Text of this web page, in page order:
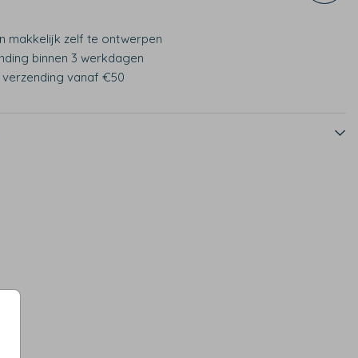
makkelijk zelf te ontwerpen
binnen 3 werkdagen
verzending vanaf €50